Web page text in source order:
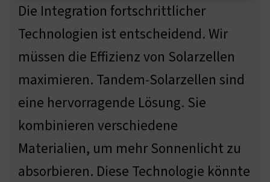
Die Integration fortschrittlicher
Technologien ist entscheidend. Wir
müssen die Effizienz von Solarzellen
maximieren. Tandem-Solarzellen sind
eine hervorragende Lösung. Sie
kombinieren verschiedene
Materialien, um mehr Sonnenlicht zu
absorbieren. Diese Technologie könnte